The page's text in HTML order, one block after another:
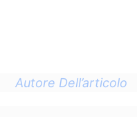
Autore Dell’articolo